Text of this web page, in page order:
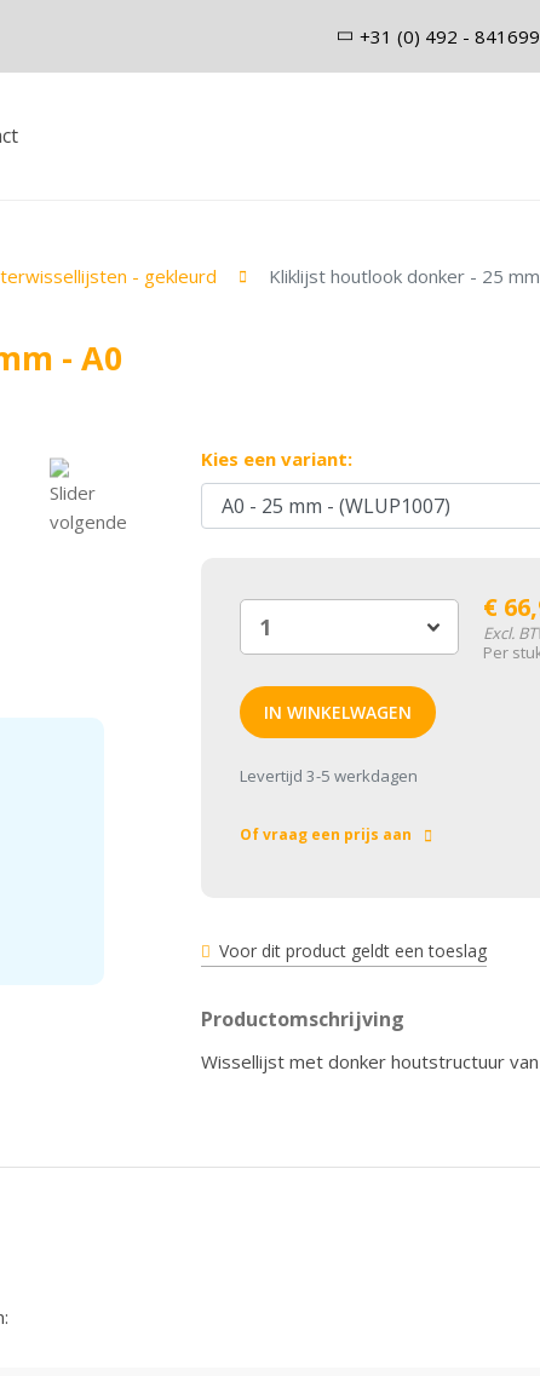
+31 (0) 492 - 841699
- gekleurd Kliklijst houtlook donker - 25
- A0
Kies een variant:
€
Excl.
Per
IN WINKELWAGEN
Levertijd 3-5 werkdagen
Of vraag een prijs aan
Voor dit product geldt een toeslag
Productomschrijving
Wissellijst met donker houtstructuur